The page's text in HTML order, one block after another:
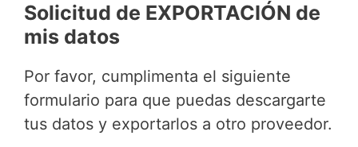
Solicitud de EXPORTACIÓN de
mis datos
Por favor, cumplimenta el siguiente
formulario para que puedas descargarte
tus datos y exportarlos a otro proveedor.